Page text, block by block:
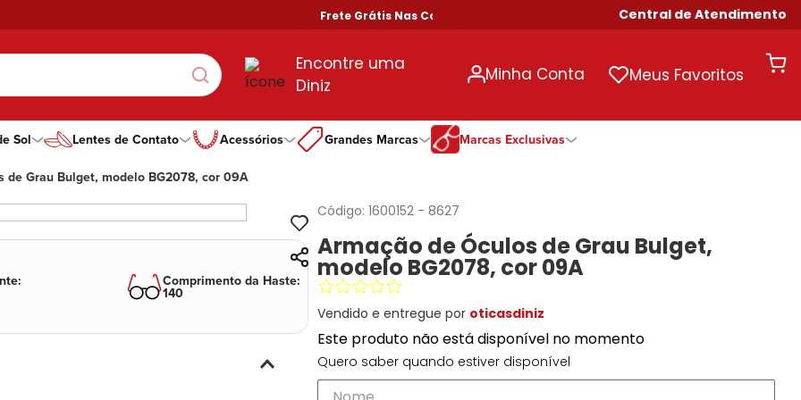
Frete Grátis Nas Compras Acima de R$ 699! Central de Atendimento
Encontre uma
Diniz
Minha Conta Meus Favoritos
Por Formato
Aviador
Quadrado
Todos Formatos
DNZ
Ono
Sol
Por Formato
Aviador
Quadrado
DNZ
Ono
Lentes de Contato
Tipo De Lente
Com Grau
Anual
Todas as Durações
Acessórios Grandes Marcas
Speedo
Oakley
Hit
Ono
Marcas Exclusivas
Por Marcas Exclusivas
Dii Collection
de Grau Bulget, modelo BG2078, cor 09A
: Comprimento da Haste:
140
Código:1600152 - 8627
Armação de Óculos de Grau Bulget,
modelo BG2078, cor 09A
Vendido e entregue por oticasdiniz
Este produto não está disponível no momento
Quero saber quando estiver disponível